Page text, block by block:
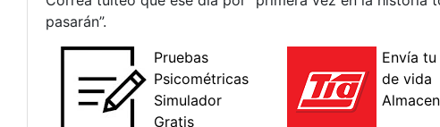
pasarán”.